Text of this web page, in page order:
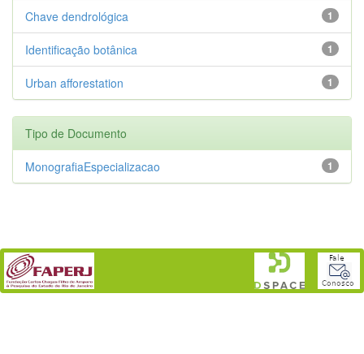
1
Chave dendrológica
1
Identificação botânica
1
Urban afforestation
Tipo de Documento
1
MonografiaEspecializacao